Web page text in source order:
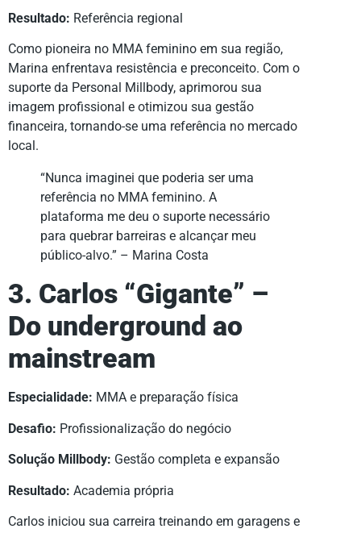
Resultado: Referência regional
Como pioneira no MMA feminino em sua região,
Marina enfrentava resistência e preconceito. Com o
suporte da Personal Millbody, aprimorou sua
imagem profissional e otimizou sua gestão
financeira, tornando-se uma referência no mercado
local.
“Nunca imaginei que poderia ser uma
referência no MMA feminino. A
plataforma me deu o suporte necessário
para quebrar barreiras e alcançar meu
público-alvo.” – Marina Costa
3. Carlos “Gigante” –
Do underground ao
mainstream
Especialidade: MMA e preparação física
Desafio: Profissionalização do negócio
Solução Millbody: Gestão completa e expansão
Resultado: Academia própria
Carlos iniciou sua carreira treinando em garagens e